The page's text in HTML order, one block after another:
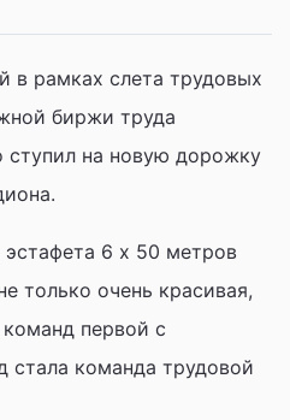
в рамках слета трудовых
биржи труда
ступил на новую дорожку
6 х 50 метров
только очень красивая,
первой с
стала команда трудовой